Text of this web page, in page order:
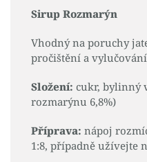
Sirup Rozmarýn
Vhodný na poruchy
pročištění a
Složení: cukr, bylinný
rozmarýnu 6,8%)
Příprava: nápoj
1:8, případně užívejte